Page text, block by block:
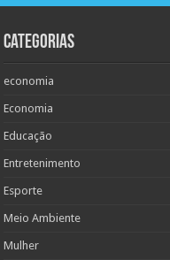
Categorias
economia
Economia
Educação
Entretenimento
Esporte
Meio Ambiente
Mulher